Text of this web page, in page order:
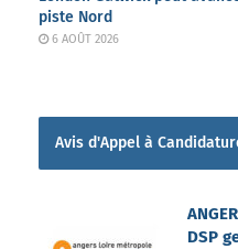
piste Nord
6 AOÛT 2026
Avis d'Appel à
DSP